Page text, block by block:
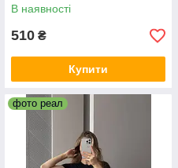
В наявності
510 ₴
Купити
фото реал